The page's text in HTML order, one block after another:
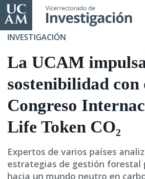
Pasar
al
contenido
INVESTIGACIÓN
La UCAM
sostenibilidad con
Congreso
Life Token CO₂
Expertos de varios países
estrategias de gestión forestal
hacia un mundo neutro en